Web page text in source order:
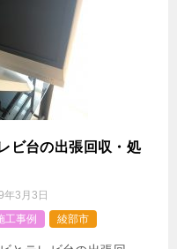
ビ台の出張回収・処
年3月3日
工事例 綾部市